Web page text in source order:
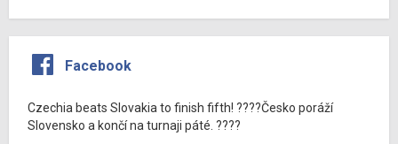
Facebook
Czechia beats Slovakia to finish fifth! ????Česko poráží
Slovensko a končí na turnaji páté. ????